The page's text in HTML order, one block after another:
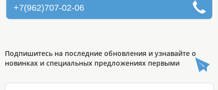
+7(962)707-02-06
Подпишитесь на последние обновления и узнавайте о
новинках и специальных предложениях первыми